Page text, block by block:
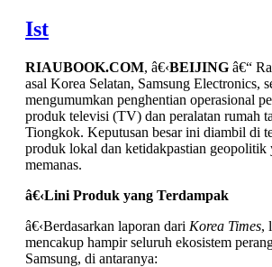
Ist
RIAUBOOK.COM, â€‹BEIJING â€“
asal Korea Selatan, Samsung Electronics,
mengumumkan penghentian operasional
produk televisi (TV) dan peralatan rumah
Tiongkok. Keputusan besar ini diambil di
produk lokal dan ketidakpastian geopolitik
memanas.
â€‹Lini Produk yang Terdampak
â€‹Berdasarkan laporan dari Korea Times,
mencakup hampir seluruh ekosistem
Samsung, di antaranya: